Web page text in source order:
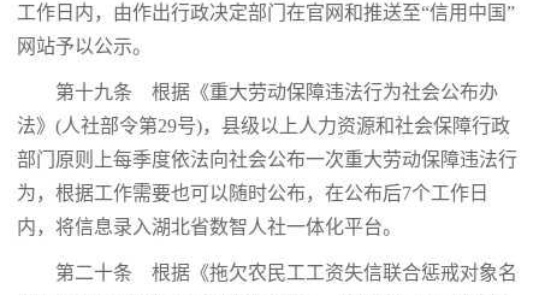
工作日内，由作出行政决定部门在官网和推送至“信用中国”
网站予以公示。
第十九条 根据《重大劳动保障违法行为社会公布办
法》(人社部令第29号)，县级以上人力资源和社会保障行政
部门原则上每季度依法向社会公布一次重大劳动保障违法行
为，根据工作需要也可以随时公布，在公布后7个工作日
内，将信息录入湖北省数智人社一体化平台。
第二十条 根据《拖欠农民工工资失信联合惩戒对象名